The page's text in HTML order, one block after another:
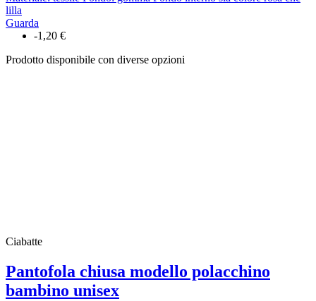
-1,20 €
Prodotto disponibile con diverse opzioni
lilla
Guarda
Ciabatte
Pantofola chiusa modello polacchino
bambino unisex